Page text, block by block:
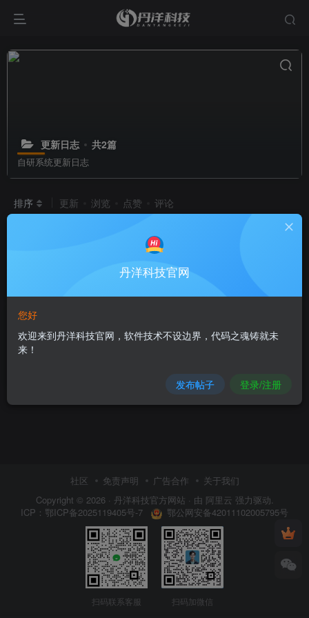
更新日志 共2篇
自研系统更新日志
排序 更新 浏览 点赞 评论
聚付系统更新日志
聚付系统 # 聚付
今更新日志]
社区 免责声明 广告合作
关于我们
Copyright © 2026 · 丹洋科技官方网站 · 由 阿里云 强力驱动.
ICP： 鄂ICP备2025119405号-7 鄂公网安备42011102005795号
扫码联系客服 扫码加微信
丹洋科技官网
您好
欢迎来到丹洋科技官网，软件技术不设边界，代码之魂铸就未
来！
发布帖子 登录/注册